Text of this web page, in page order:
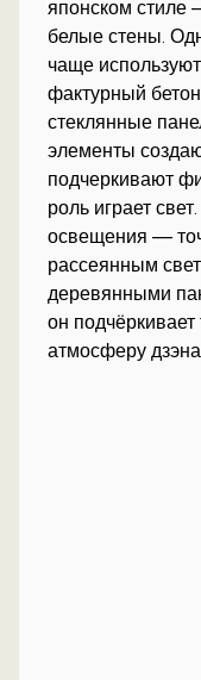
японском стиле
белые стены.
чаще
фактурный
стеклянные
элементы
подчеркивают
роль играет
освещения —
рассеянным
деревянными
он подчёркивает
атмосферу